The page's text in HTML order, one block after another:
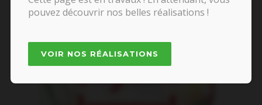
pouvez découvrir nos belles réalisations !
VOIR NOS RÉALISATIONS